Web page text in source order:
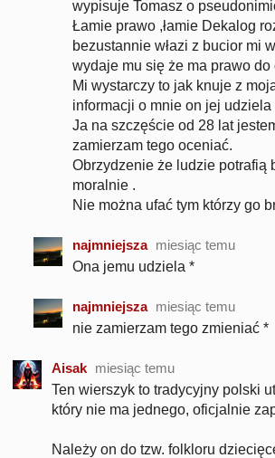
wypisuje Tomasz o
Łamie prawo ,łamie Dekalog
bezustannie włazi z bucior mi
wydaje mu się że ma prawo do
Mi wystarczy to jak knuje z
informacji o mnie on jej udziela
Ja na szczęście od 28 lat
zamierzam tego oceniać.
Obrzydzenie że ludzie potrafią
moralnie .
Nie można ufać tym którzy go
najmniejsza miesiąc temu
Ona jemu udziela *
najmniejsza miesiąc temu
nie zamierzam tego zmieniać *
Aisak miesiąc temu
Ten wierszyk to tradycyjny polski
który nie ma jednego, oficjalnie
Należy on do tzw. folkloru